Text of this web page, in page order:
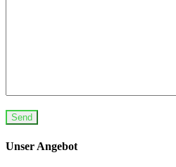
Unser Angebot